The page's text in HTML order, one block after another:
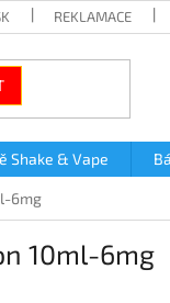
REKLAMACE
Shake & Vape
6mg
10ml-6mg